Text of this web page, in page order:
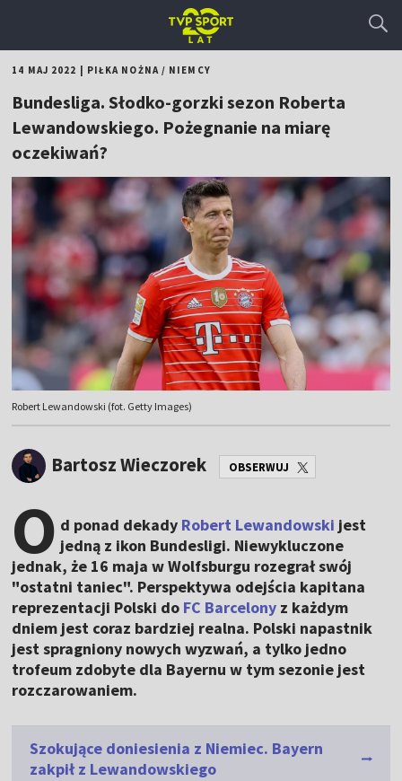
14 MAJ 2022 PIŁKA NOŻNA/ NIEMCY
Bundesliga. Słodko-gorzki sezon Roberta
Lewandowskiego. Pożegnanie na miarę
oczekiwań?
Robert Lewandowski (fot. Getty Images)
Bartosz Wieczorek OBSERWUJ
O d ponad dekady Robert Lewandowski jest
jedną z ikon Bundesligi. Niewykluczone
jednak, że 16 maja w Wolfsburgu rozegrał swój
"ostatni taniec". Perspektywa odejścia kapitana
reprezentacji Polski do FC Barcelony z każdym
dniem jest coraz bardziej realna. Polski napastnik
jest spragniony nowych wyzwań, a tylko jedno
trofeum zdobyte dla Bayernu w tym sezonie jest
rozczarowaniem.
Szokujące doniesienia z Niemiec. Bayern
zakpił z Lewandowskiego